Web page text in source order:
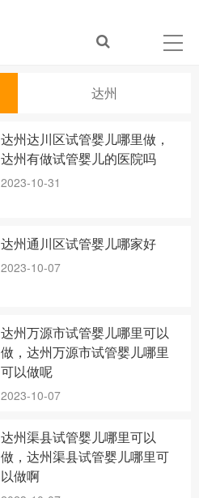
达州
达州达川区试管婴儿哪里做，
达州有做试管婴儿的医院吗
2023-10-31
达州通川区试管婴儿哪家好
2023-10-07
达州万源市试管婴儿哪里可以
做，达州万源市试管婴儿哪里
可以做呢
2023-10-07
达州渠县试管婴儿哪里可以
做，达州渠县试管婴儿哪里可
以做啊